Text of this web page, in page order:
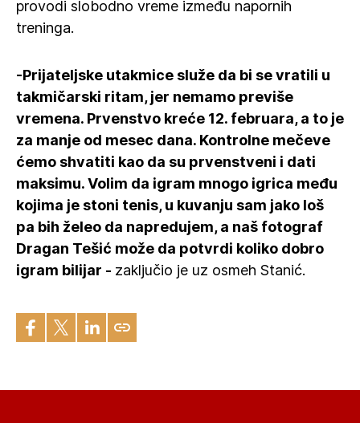
provodi slobodno vreme između napornih
treninga.
-Prijateljske utakmice služe da bi se vratili u
takmičarski ritam, jer nemamo previše
vremena. Prvenstvo kreće 12. februara, a to je
za manje od mesec dana. Kontrolne mečeve
ćemo shvatiti kao da su prvenstveni i dati
maksimu. Volim da igram mnogo igrica među
kojima je stoni tenis, u kuvanju sam jako loš
pa bih želeo da napredujem, a naš fotograf
Dragan Tešić može da potvrdi koliko dobro
igram bilijar - zaključio je uz osmeh Stanić.